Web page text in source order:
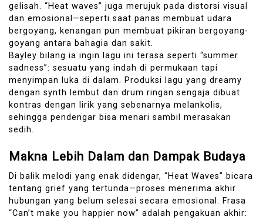
gelisah. “Heat waves” juga merujuk pada distorsi visual
dan emosional—seperti saat panas membuat udara
bergoyang, kenangan pun membuat pikiran bergoyang-
goyang antara bahagia dan sakit.
Bayley bilang ia ingin lagu ini terasa seperti “summer
sadness”: sesuatu yang indah di permukaan tapi
menyimpan luka di dalam. Produksi lagu yang dreamy
dengan synth lembut dan drum ringan sengaja dibuat
kontras dengan lirik yang sebenarnya melankolis,
sehingga pendengar bisa menari sambil merasakan
sedih.
Makna Lebih Dalam dan Dampak Budaya
Di balik melodi yang enak didengar, “Heat Waves” bicara
tentang grief yang tertunda—proses menerima akhir
hubungan yang belum selesai secara emosional. Frasa
“Can’t make you happier now” adalah pengakuan akhir: